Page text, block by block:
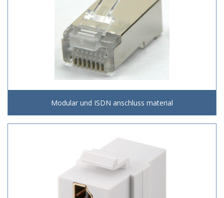
Modular und ISDN anschluss material